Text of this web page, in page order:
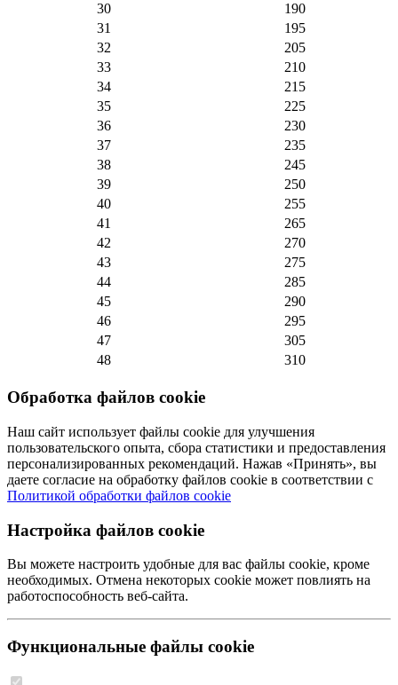
30
190
31
195
32
205
33
210
34
215
35
225
36
230
37
235
38
245
39
250
40
255
41
265
42
270
43
275
44
285
45
290
46
295
47
305
48
310
Обработка файлов cookie
Наш сайт использует файлы cookie для улучшения
пользовательского опыта, сбора статистики и предоставления
персонализированных рекомендаций. Нажав «Принять», вы
даете согласие на обработку файлов cookie в соответствии с
Политикой обработки файлов cookie
Настройка файлов cookie
Вы можете настроить удобные для вас файлы cookie, кроме
необходимых. Отмена некоторых cookie может повлиять на
работоспособность веб-сайта.
Функциональные файлы cookie